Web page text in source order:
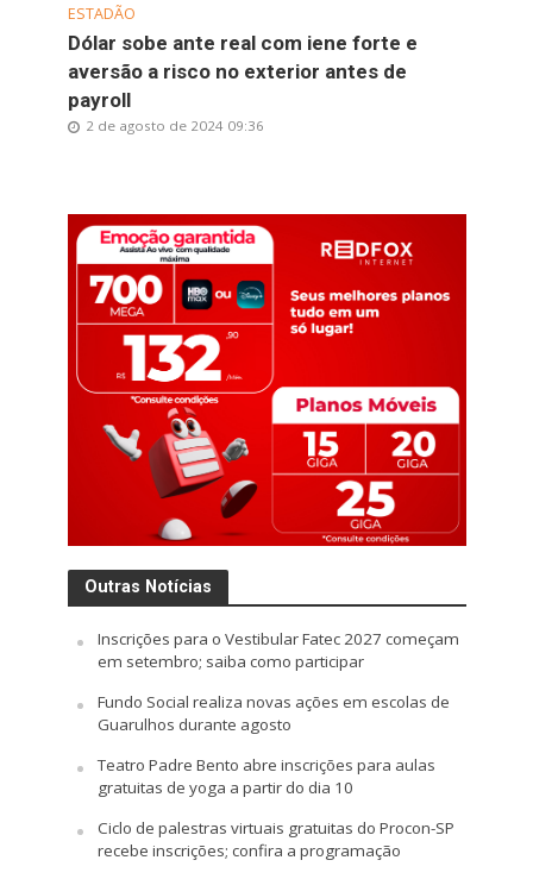
ESTADÃO
Dólar sobe ante real com iene forte e
aversão a risco no exterior antes de
payroll
2 de agosto de 2024 09:36
Outras Notícias
Inscrições para o Vestibular Fatec 2027 começam
em setembro; saiba como participar
Fundo Social realiza novas ações em escolas de
Guarulhos durante agosto
Teatro Padre Bento abre inscrições para aulas
gratuitas de yoga a partir do dia 10
Ciclo de palestras virtuais gratuitas do Procon-SP
recebe inscrições; confira a programação